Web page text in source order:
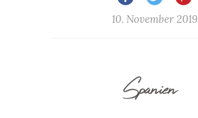
10. November 2019
Spanien